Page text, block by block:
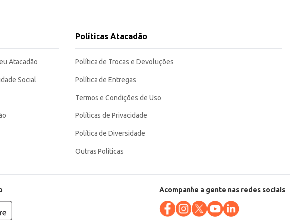
e tamanho compacto o tornam uma solução eficiente para a perfumação de ambientes,
Atacadão
Social
Políticas Atacadão
Política de Trocas e Devoluções
Política de Entregas
Termos e Condições de Uso
Políticas de Privacidade
Política de Diversidade
Outras Políticas
Acompanhe a gente nas redes sociais